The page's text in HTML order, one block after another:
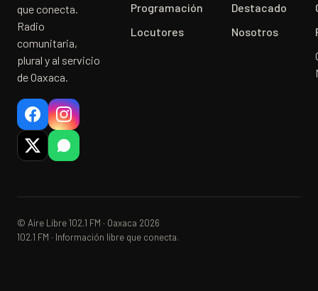
que conecta.
Radio
comunitaria,
plural y al servicio
de Oaxaca.
Programación
Locutores
Destacado
Nosotros
© Aire Libre 102.1 FM · Oaxaca 2026
102.1 FM · Información libre que conecta.